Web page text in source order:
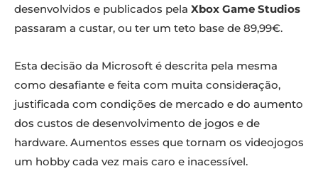
desenvolvidos e publicados pela Xbox Game Studios
passaram a custar, ou ter um teto base de 89,99€.
Esta decisão da Microsoft é descrita pela mesma
como desafiante e feita com muita consideração,
justificada com condições de mercado e do aumento
dos custos de desenvolvimento de jogos e de
hardware. Aumentos esses que tornam os videojogos
um hobby cada vez mais caro e inacessível.